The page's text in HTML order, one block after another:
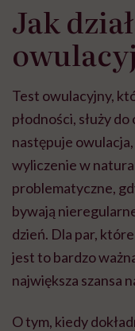
Jak
Test owulacyjny,
płodności, służy
następuje
wyliczenie w
problematyczne,
bywają
dzień. Dla par,
jest to bardzo
największa szansa
O tym, kiedy